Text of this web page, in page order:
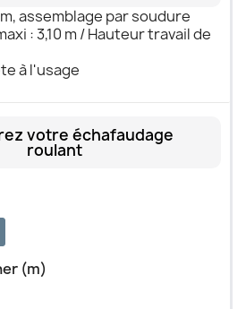
assemblage par soudure
: 3,10 m / Hauteur travail de
à l'usage
votre échafaudage
roulant
(m)